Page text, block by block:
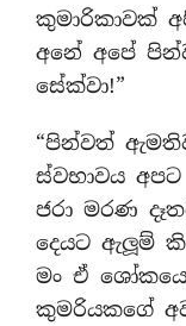
කුමාරිකාවක්
අනේ අපේ
සේක්වා!”
“පින්වත්
ස්වභාවය
ජරා මරණ
දෙයට ඇලූම්
මං ඒ
කුමරියකගේ